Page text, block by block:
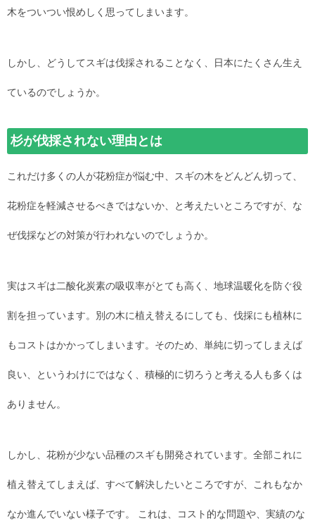
木をついつい恨めしく思ってしまいます。
しかし、どうしてスギは伐採されることなく、日本にたくさん生え
ているのでしょうか。
杉が伐採されない理由とは
これだけ多くの人が花粉症が悩む中、スギの木をどんどん切って、
花粉症を軽減させるべきではないか、と考えたいところですが、な
ぜ伐採などの対策が行われないのでしょうか。
実はスギは二酸化炭素の吸収率がとても高く、地球温暖化を防ぐ役
割を担っています。別の木に植え替えるにしても、伐採にも植林に
もコストはかかってしまいます。そのため、単純に切ってしまえば
良い、というわけにではなく、積極的に切ろうと考える人も多くは
ありません。
しかし、花粉が少ない品種のスギも開発されています。全部これに
植え替えてしまえば、すべて解決したいところですが、これもなか
なか進んでいない様子です。 これは、コスト的な問題や、実績のな